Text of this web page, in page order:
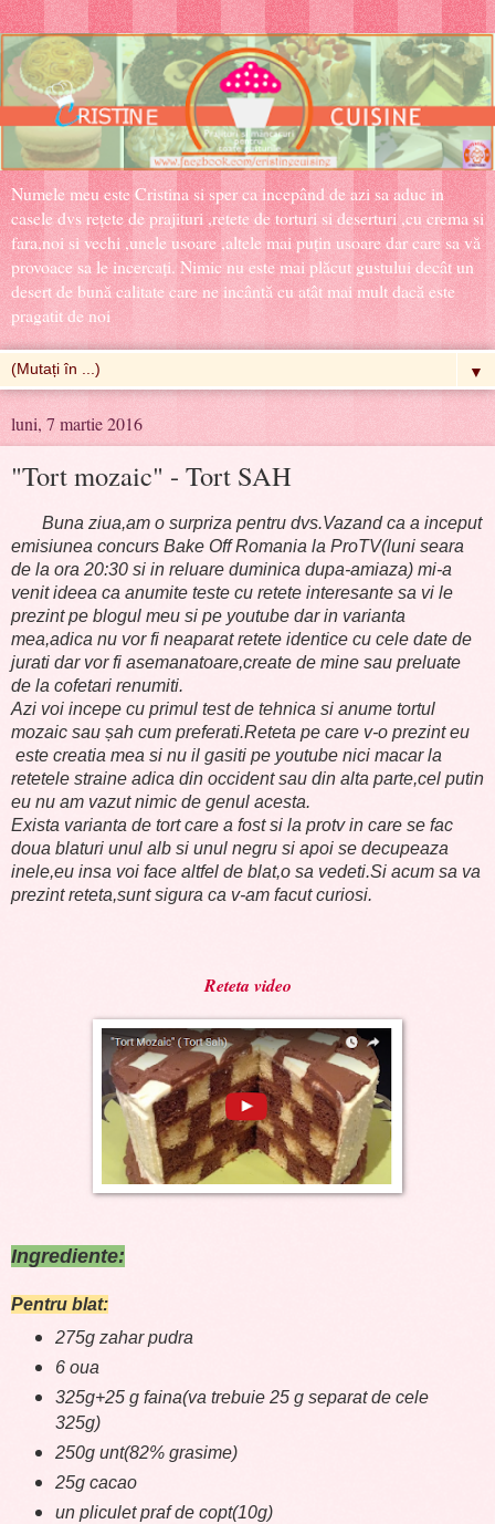
Numele meu este Cristina si sper ca incepând de azi sa aduc in
casele dvs rețete de prajituri ,retete de torturi si deserturi ,cu crema si
fara,noi si vechi ,unele usoare ,altele mai puțin usoare dar care sa vă
provoace sa le incercați. Nimic nu este mai plăcut gustului decât un
desert de bună calitate care ne incântă cu atât mai mult dacă este
pragatit de noi
▼
luni, 7 martie 2016
"Tort mozaic" - Tort SAH
Buna ziua,am o surpriza pentru dvs.Vazand ca a inceput
emisiunea concurs Bake Off Romania la ProTV(luni seara
de la ora 20:30 si in reluare duminica dupa-amiaza) mi-a
venit ideea ca anumite teste cu retete interesante sa vi le
prezint pe blogul meu si pe youtube dar in varianta
mea,adica nu vor fi neaparat retete identice cu cele date de
jurati dar vor fi asemanatoare,create de mine sau preluate
de la cofetari renumiti.
Azi voi incepe cu primul test de tehnica si anume tortul
mozaic sau șah cum preferati.Reteta pe care v-o prezint eu
este creatia mea si nu il gasiti pe youtube nici macar la
retetele straine adica din occident sau din alta parte,cel putin
eu nu am vazut nimic de genul acesta.
Exista varianta de tort care a fost si la protv in care se fac
doua blaturi unul alb si unul negru si apoi se decupeaza
inele,eu insa voi face altfel de blat,o sa vedeti.Si acum sa va
prezint reteta,sunt sigura ca v-am facut curiosi.
Reteta video
Ingrediente:
Pentru blat:
275g zahar pudra
6 oua
325g+25 g faina(va trebuie 25 g separat de cele
325g)
250g unt(82% grasime)
25g cacao
un pliculet praf de copt(10g)